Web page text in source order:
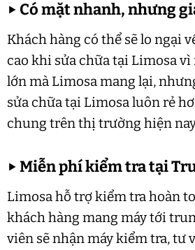
▶ Có mặt nhanh, nhưng
Khách hàng có thể sẽ lo ngại
cao khi sửa chữa tại Limosa
lớn mà Limosa mang lại,
sửa chữa tại Limosa luôn rẻ
chung trên thị trường hiện
▶Miễn phí kiểm tra tại
Limosa hỗ trợ kiểm tra hoàn
khách hàng mang máy tới
viên sẽ nhận máy kiểm tra, tư